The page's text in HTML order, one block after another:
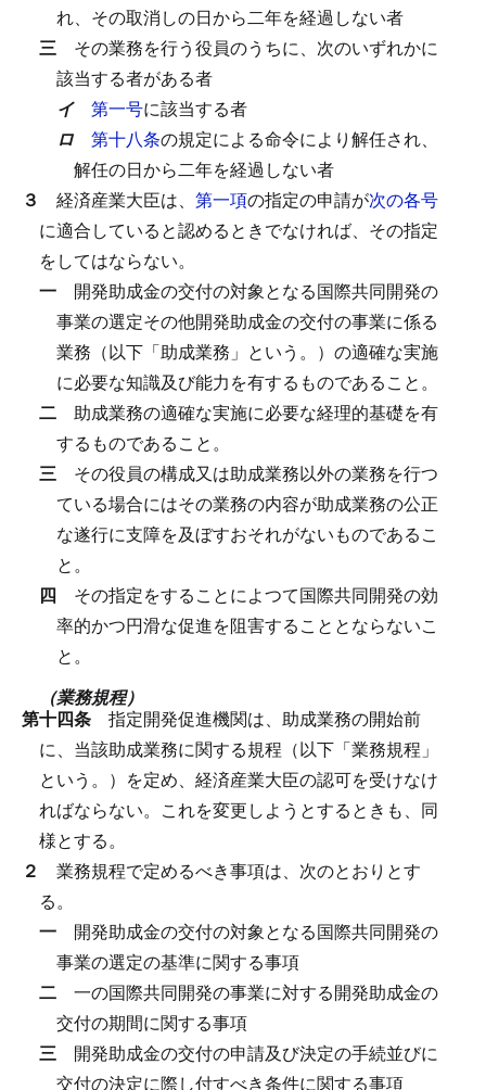
れ、その取消しの日から二年を経過しない者
三 その業務を行う役員のうちに、次のいずれかに
該当する者がある者
イ 第一号に該当する者
ロ 第十八条の規定による命令により解任され、
解任の日から二年を経過しない者
３ 経済産業大臣は、 第一項の指定の申請が次の各号
に適合していると認めるときでなければ、その指定
をしてはならない。
一 開発助成金の交付の対象となる国際共同開発の
事業の選定その他開発助成金の交付の事業に係る
業務（以下「助成業務」という。）の適確な実施
に必要な知識及び能力を有するものであること。
二 助成業務の適確な実施に必要な経理的基礎を有
するものであること。
三 その役員の構成又は助成業務以外の業務を行つ
ている場合にはその業務の内容が助成業務の公正
な遂行に支障を及ぼすおそれがないものであるこ
と。
四 その指定をすることによつて国際共同開発の効
率的かつ円滑な促進を阻害することとならないこ
と。
（業務規程）
第十四条 指定開発促進機関は、助成業務の開始前
に、当該助成業務に関する規程（以下「業務規程」
という。）を定め、経済産業大臣の認可を受けなけ
ればならない。 これを変更しようとするときも、同
様とする。
２ 業務規程で定めるべき事項は、次のとおりとす
る。
一 開発助成金の交付の対象となる国際共同開発の
事業の選定の基準に関する事項
二 一の国際共同開発の事業に対する開発助成金の
交付の期間に関する事項
三 開発助成金の交付の申請及び決定の手続並びに
交付の決定に際し付すべき条件に関する事項